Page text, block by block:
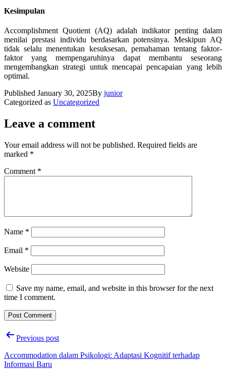
Kesimpulan
Accomplishment Quotient (AQ) adalah indikator penting dalam
menilai prestasi individu berdasarkan potensinya. Meskipun AQ
tidak selalu menentukan kesuksesan, pemahaman tentang faktor-
faktor yang mempengaruhinya dapat membantu seseorang
mengembangkan strategi untuk mencapai pencapaian yang lebih
optimal.
Published January 30, 2025By junior
Categorized as Uncategorized
Leave a comment
Your email address will not be published. Required fields are
marked *
Comment *
Name *
Email *
Website
Save my name, email, and website in this browser for the next
time I comment.
PostPrevious post
Accommodation dalam Psikologi: Adaptasi Kognitif terhadap
Informasi Baru